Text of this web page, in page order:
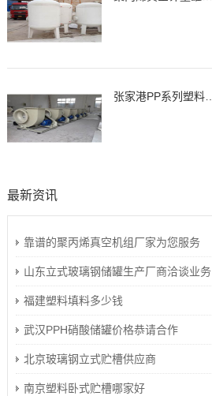
张家港PP系列塑料离心通风机，风机
最新资讯
靠谱的聚丙烯真空机组厂家为您服务
山东立式玻璃钢储罐生产厂商洽谈业务
福建塑料填料多少钱
武汉PPH硝酸储罐价格恭请合作
北京玻璃钢立式贮槽供应商
南京塑料卧式贮槽哪家好